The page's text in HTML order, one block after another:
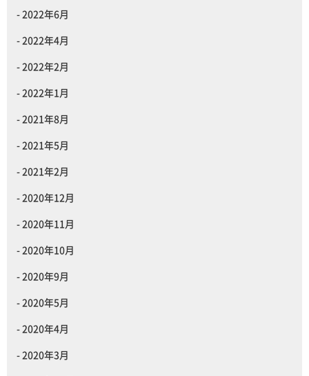
2022年6月
2022年4月
2022年2月
2022年1月
2021年8月
2021年5月
2021年2月
2020年12月
2020年11月
2020年10月
2020年9月
2020年5月
2020年4月
2020年3月